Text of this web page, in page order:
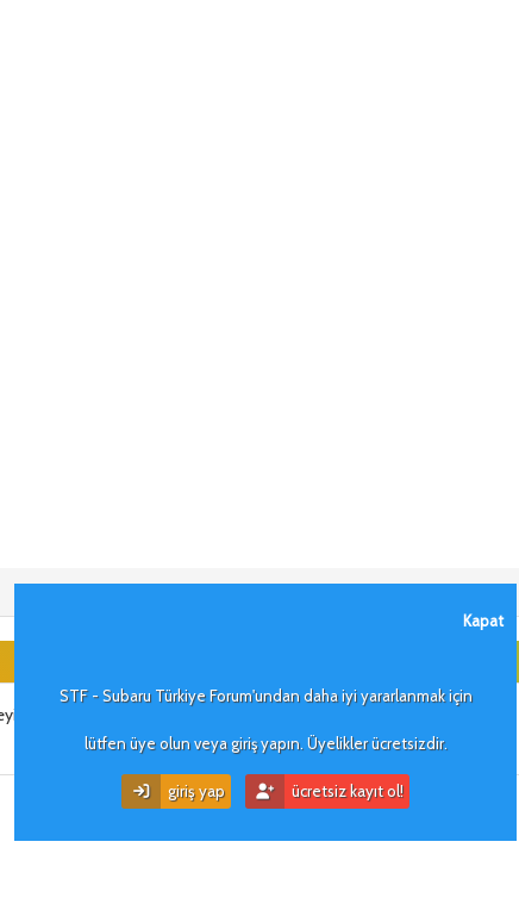
Kapat
STF - Subaru Türkiye Forum'undan daha iyi yararlanmak için
lütfen üye olun veya giriş yapın. Üyelikler ücretsizdir.
giriş yap ücretsiz kayıt ol!
forumlar dilerim.
kullanıcı i̇mzası